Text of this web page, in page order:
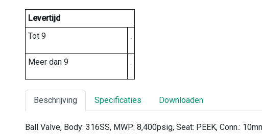
Levertijd
Tot 9
.
Meer dan 9 .
Beschrijving Specificaties Downloaden
Ball Valve, Body: 316SS, MWP: 8,400psig, Seat: PEEK, Conn.: